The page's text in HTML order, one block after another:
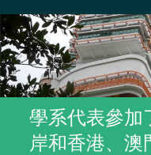
學系代表參加
岸和香港、澳